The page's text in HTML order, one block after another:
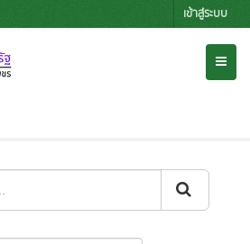
เข้าสู่ระบบ